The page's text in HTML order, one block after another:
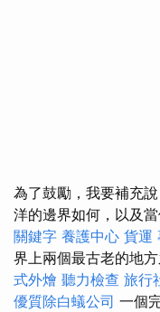
為了鼓勵，我要補充
洋的邊界如何，以及
關鍵字 養護中心 貨運
界上兩個最古老的地
式外燴 聽力檢查 旅行
優質除白蟻公司 一個